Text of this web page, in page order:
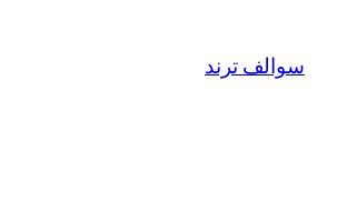
المحتوى
سوالف ترند